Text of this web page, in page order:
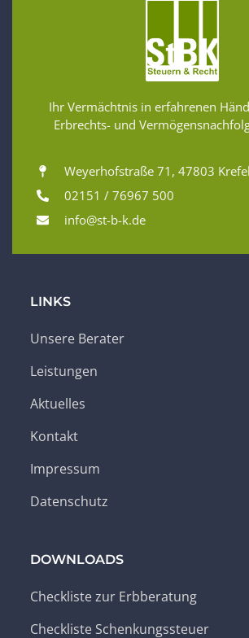
Ihr Vermächtnis in erfahrenen
Erbrechts- und
Weyerhofstraße 71, 47803
02151 / 76967 500
info@st-b-k.de
LINKS
Unsere Berater
Leistungen
Aktuelles
Kontakt
Impressum
Datenschutz
DOWNLOADS
Checkliste zur Erbberatung
Checkliste Schenkungssteuer